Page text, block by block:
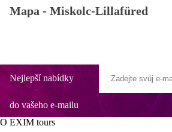
Mapa - Miskolc-Lillafüred
Nejlepší nabídky
do vašeho e-mailu
O EXIM tours